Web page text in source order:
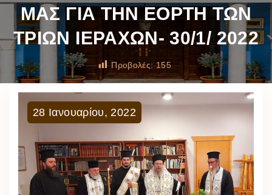
ΜΑΣ ΓΙΑ ΤΗΝ ΕΟΡΤΗ ΤΩΝ
ΤΡΙΩΝ ΙΕΡΑΧΩΝ- 30/1/ 2022
Προβολές: 155
28 Ιανουαρίου, 2022